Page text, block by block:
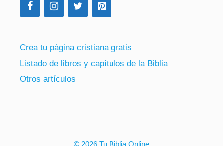
Crea tu página cristiana gratis
Listado de libros y capítulos de la Biblia
Otros artículos
© 2026 Tu Biblia Online